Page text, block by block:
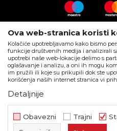
PODACI O KOMPANIJI:
Matični broj : 06327311
PIB: 100166225
Račun : 160-519504-
Call centar: +381 11
Nastojimo da budemo što
samih cena, ali ne možemo
podrazumeva da su
Ova web-stranica koristi
Kolačiće upotrebljavamo kako bismo
funkcije društvenih medija i analizirali
upotrebi naše web-lokacije delimo s
oglašavanje i analizu, a oni ih mogu
im pružili ili koje su prikupili dok ste
korišćenja naših internet stranica vi
Detaljnije
Obavezni Trajni